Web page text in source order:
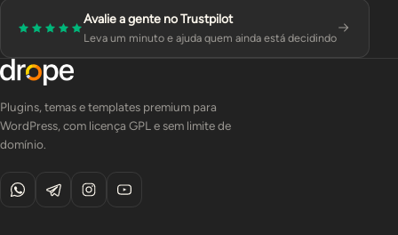
Avalie a gente no Trustpilot
Leva um minuto e ajuda quem ainda está decidindo
Plugins, temas e templates premium para
WordPress, com licença GPL e sem limite de
domínio.